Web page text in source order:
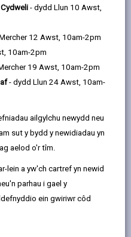
- dydd Llun 10 Awst,
12 Awst, 10am-2pm
10am-2pm
19 Awst, 10am-2pm
- dydd Llun 24 Awst, 10am-
ailgylchu newydd neu
sut y bydd y newidiadau yn
aelod o'r tîm.
lein a yw'ch cartref yn newid
parhau i gael y
ein gwiriwr côd
in
new
tab
opens
a
tab
in
new
na chyflwyno
arolygwr
yn seiliedig ar roi’r
maes hunan-ardystio
â’r Rheoliadau Adeiladu
adeiladu ac felly
yr awdurdod lleol.
at hunan-ardystio yn
y Rheoliadau
costau i gwmnïau
ac yn hybu
fewn y diwydiant. Dylai
adeiladwyr